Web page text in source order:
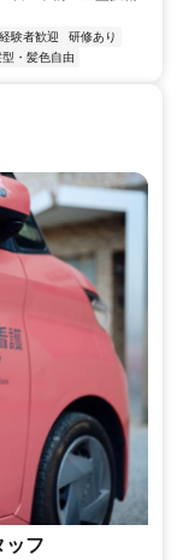
経験者歓迎
研修あり
型・髪色自由
ッフ